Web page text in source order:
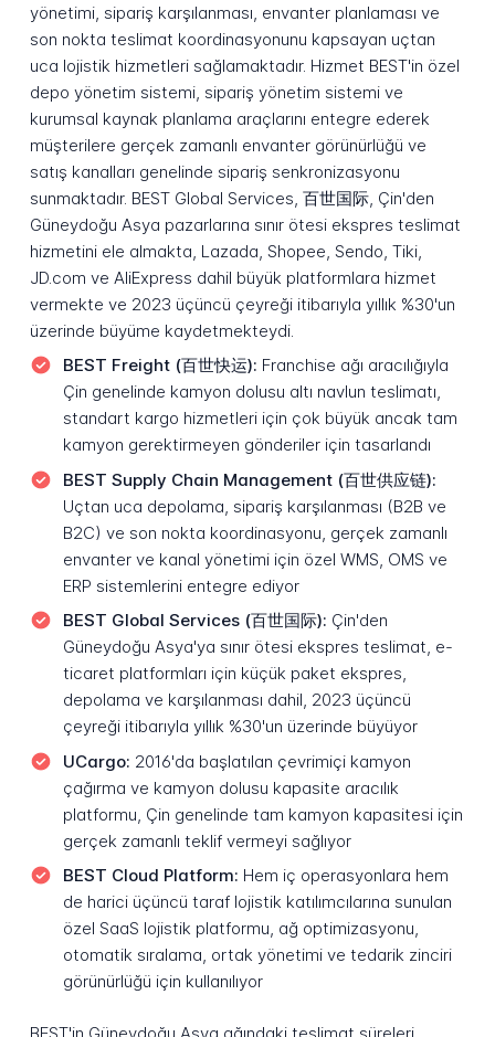
yönetimi, sipariş karşılanması, envanter planlaması ve
son nokta teslimat koordinasyonunu kapsayan uçtan
uca lojistik hizmetleri sağlamaktadır. Hizmet BEST'in özel
depo yönetim sistemi, sipariş yönetim sistemi ve
kurumsal kaynak planlama araçlarını entegre ederek
müşterilere gerçek zamanlı envanter görünürlüğü ve
satış kanalları genelinde sipariş senkronizasyonu
sunmaktadır. BEST Global Services, 百世国际, Çin'den
Güneydoğu Asya pazarlarına sınır ötesi ekspres teslimat
hizmetini ele almakta, Lazada, Shopee, Sendo, Tiki,
JD.com ve AliExpress dahil büyük platformlara hizmet
vermekte ve 2023 üçüncü çeyreği itibarıyla yıllık %30'un
üzerinde büyüme kaydetmekteydi.
BEST Freight (百世快运): Franchise ağı aracılığıyla
Çin genelinde kamyon dolusu altı navlun teslimatı,
standart kargo hizmetleri için çok büyük ancak tam
kamyon gerektirmeyen gönderiler için tasarlandı
BEST Supply Chain Management (百世供应链):
Uçtan uca depolama, sipariş karşılanması (B2B ve
B2C) ve son nokta koordinasyonu, gerçek zamanlı
envanter ve kanal yönetimi için özel WMS, OMS ve
ERP sistemlerini entegre ediyor
BEST Global Services (百世国际): Çin'den
Güneydoğu Asya'ya sınır ötesi ekspres teslimat, e-
ticaret platformları için küçük paket ekspres,
depolama ve karşılanması dahil, 2023 üçüncü
çeyreği itibarıyla yıllık %30'un üzerinde büyüyor
UCargo: 2016'da başlatılan çevrimiçi kamyon
çağırma ve kamyon dolusu kapasite aracılık
platformu, Çin genelinde tam kamyon kapasitesi için
gerçek zamanlı teklif vermeyi sağlıyor
BEST Cloud Platform: Hem iç operasyonlara hem
de harici üçüncü taraf lojistik katılımcılarına sunulan
özel SaaS lojistik platformu, ağ optimizasyonu,
otomatik sıralama, ortak yönetimi ve tedarik zinciri
görünürlüğü için kullanılıyor